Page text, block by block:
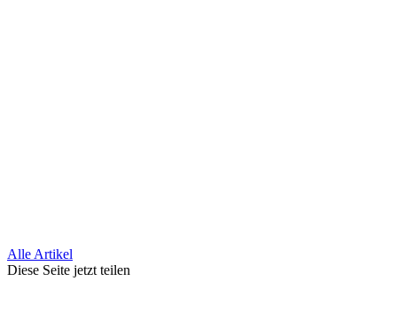
Alle Artikel
Diese Seite jetzt teilen